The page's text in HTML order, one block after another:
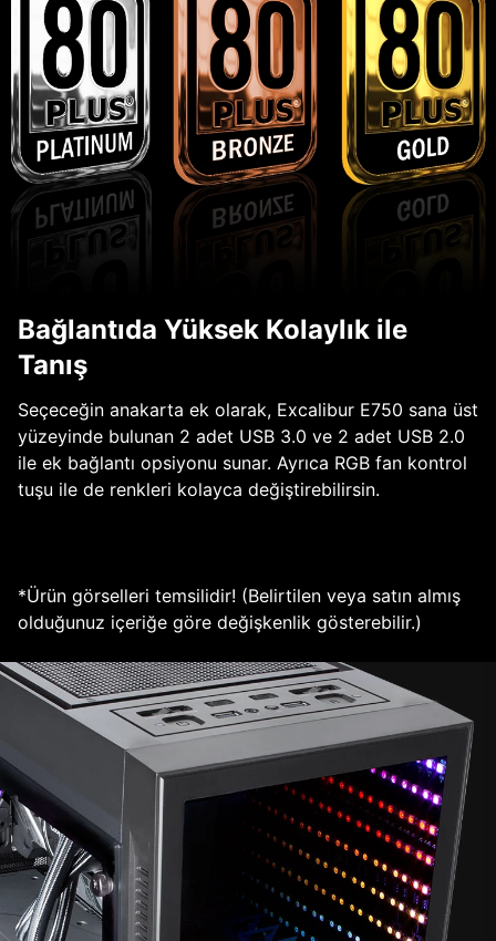
Bağlantıda Yüksek Kolaylık ile
Tanış
Seçeceğin anakarta ek olarak, Excalibur E750 sana üst
yüzeyinde bulunan 2 adet USB 3.0 ve 2 adet USB 2.0
ile ek bağlantı opsiyonu sunar. Ayrıca RGB fan kontrol
tuşu ile de renkleri kolayca değiştirebilirsin.
*Ürün görselleri temsilidir! (Belirtilen veya satın almış
olduğunuz içeriğe göre değişkenlik gösterebilir.)